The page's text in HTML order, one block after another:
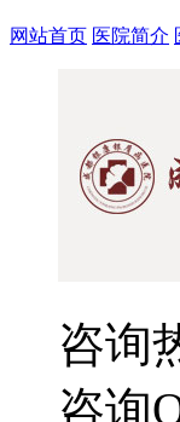
网站首页 医院简介
咨询
咨询